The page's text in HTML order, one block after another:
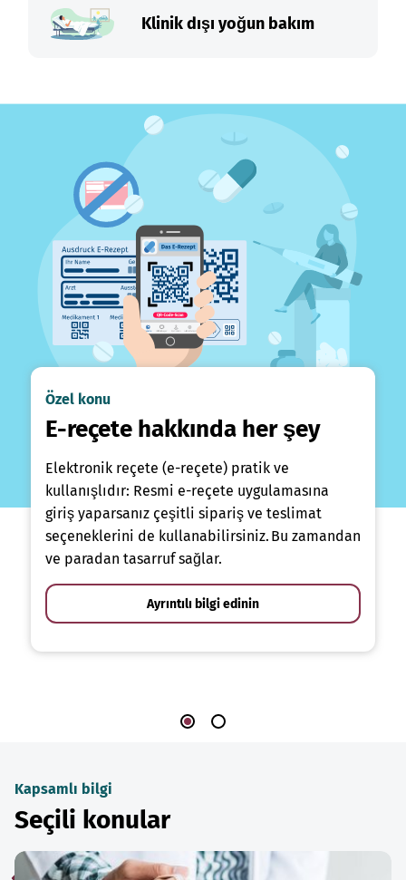
Klinik dışı yoğun bakım
Özel konu
E-reçete hakkında her şey
Elektronik reçete (e-reçete) pratik ve
kullanışlıdır: Resmi e-reçete uygulamasına
giriş yaparsanız çeşitli sipariş ve teslimat
seçeneklerini de kullanabilirsiniz. Bu zamandan
ve paradan tasarruf sağlar.
Ayrıntılı bilgi edinin
Kapsamlı bilgi
Seçili konular